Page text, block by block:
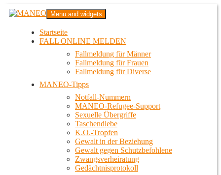
Zum
InhaltMANEO
Das schwule Anti-Gewalt-Projekt in Berlin
Menu and widgets
Startseite
FALL ONLINE MELDEN
Fallmeldung für Männer
Fallmeldung für Frauen
Fallmeldung für Diverse
MANEO-Tipps
Notfall-Nummern
MANEO-Refugee-Support
Sexuelle Übergriffe
Taschendiebe
K.O.-Tropfen
Gewalt in der Beziehung
Gewalt gegen Schutzbefohlene
Zwangsverheiratung
Gedächtnisprotokoll